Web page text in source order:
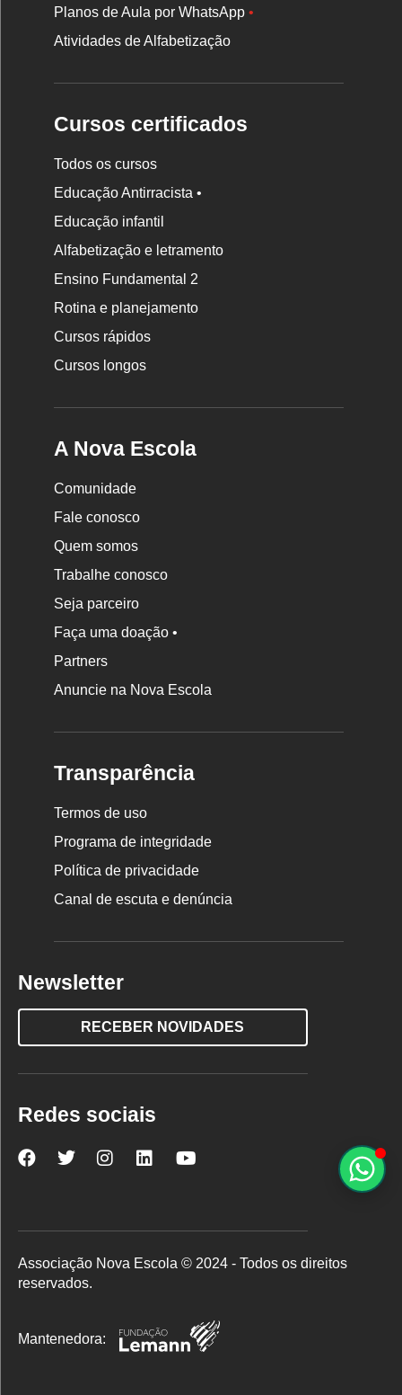
Planos de Aula por WhatsApp•
Atividades de Alfabetização
Cursos certificados
Todos os cursos
Educação Antirracista •
Educação infantil
Alfabetização e letramento
Ensino Fundamental 2
Rotina e planejamento
Cursos rápidos
Cursos longos
A Nova Escola
Comunidade
Fale conosco
Quem somos
Trabalhe conosco
Seja parceiro
Faça uma doação •
Partners
Anuncie na Nova Escola
Transparência
Termos de uso
Programa de integridade
Política de privacidade
Canal de escuta e denúncia
Newsletter
RECEBER NOVIDADES
Redes sociais
Nova
Facebook
Nova
Twitter
Nova
Instagram
Nova
LinkedInYouTube
Associação Nova Escola © 2024 - Todos os direitos
reservados.
Mantenedora: